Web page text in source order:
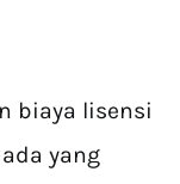
biaya lisensi
yang